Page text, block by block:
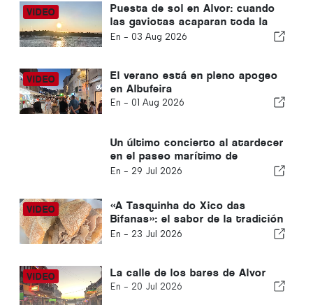
Puesta de sol en Alvor: cuando
las gaviotas acaparan toda la
atención
En - 03 Aug 2026
El verano está en pleno apogeo
en Albufeira
En - 01 Aug 2026
Un último concierto al atardecer
en el paseo marítimo de
Carvoeiro
En - 29 Jul 2026
«A Tasquinha do Xico das
Bifanas»: el sabor de la tradición
en el mercado de Armação de
En - 23 Jul 2026
La calle de los bares de Alvor
En - 20 Jul 2026